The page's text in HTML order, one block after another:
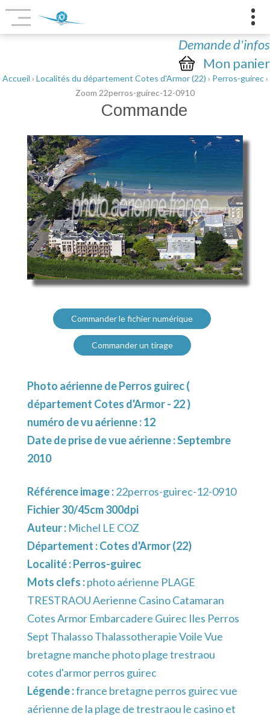
Demande d'infos
Mon panier
Accueil › Localités du département Cotes d'Armor (22) › Perros-guirec›
Zoom 22perros-guirec-12-0910
Commande
Commander le fichier numérique
Commander un tirage
Photo aérienne de Perros guirec (
département Cotes d'Armor - 22 )
numéro de vu aérienne : 12
Date de prise de vue aérienne : Septembre
2010
Référence image :22perros-guirec-12-0910
Fichier 30/45cm 300dpi
Auteur : Michel LE COZ
Département :Cotes d'Armor (22)
Localité :Perros-guirec
Mots clefs :photo aérienne PLAGE
TRESTRAOU Aerienne Casino Catamaran
Cotes Armor Embarcadere Guirec Iles Perros
Sept Thalasso Thalassotherapie Voile Vue
bretagne manche photo plage trestraou
cotes d'armor perros guirec
Légende :france bretagne perros guirec vue
aérienne de la plage de trestraou le casino et